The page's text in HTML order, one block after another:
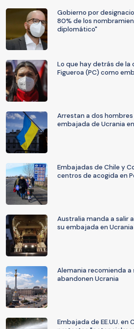
Gobierno por
80% de los
diplomático"
Lo que hay detrás de la
Figueroa (PC) como
Arrestan a dos
embajada de Ucrania en
Embajadas de Chile y
centros de acogida en
Australia manda a salir
su embajada en Ucrania
Alemania recomienda a
abandonen Ucrania
Embajada de EE.UU.